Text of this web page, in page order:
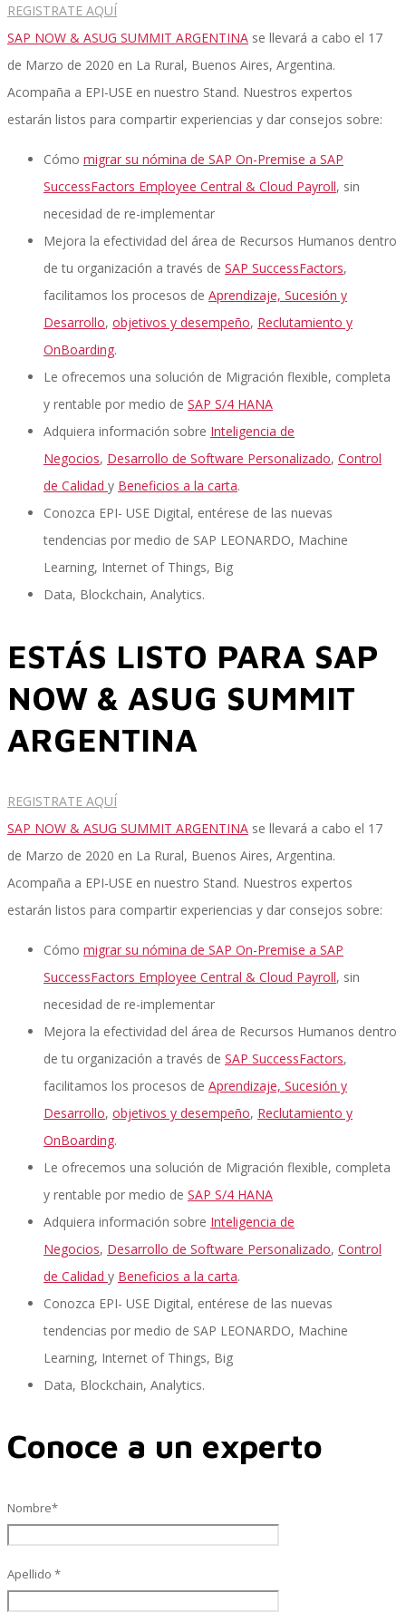
Implementación SAP SuccessFactors
SAP SuccessFactors Employee Central
Implementación Employee Central Payroll
Learning and Development
Look & Feel SAP SuccessFactors
Firma Electrónica con DocuSign
SAP SuccessFactors Training Education
Express Packages
SAP Time & Attendance by Workforce Software
SAP Time and Attendance
SAP Travel OnDemand
Cloud Conveyer
SAP Onpremise Servicios y Productos
SAP S/4 HANA Finanzas
REGISTRATE AQUÍ
SAP NOW & ASUG SUMMIT ARGENTINA se llevará a cabo el 17
de Marzo de 2020 en La Rural, Buenos Aires, Argentina.
Acompaña a EPI-USE en nuestro Stand. Nuestros expertos
estarán listos para compartir experiencias y dar consejos sobre:
Cómo migrar su nómina de SAP On-Premise a SAP
SuccessFactors Employee Central & Cloud Payroll, sin
necesidad de re-implementar
Mejora la efectividad del área de Recursos Humanos dentro
de tu organización a través de SAP SuccessFactors,
facilitamos los procesos de Aprendizaje, Sucesión y
Desarrollo, objetivos y desempeño, Reclutamiento y
OnBoarding.
Le ofrecemos una solución de Migración flexible, completa
y rentable por medio de SAP S/4 HANA
Adquiera información sobre Inteligencia de
Negocios, Desarrollo de Software Personalizado, Control
de Calidad y Beneficios a la carta.
Conozca EPI- USE Digital, entérese de las nuevas
tendencias por medio de SAP LEONARDO, Machine
Learning, Internet of Things, Big
Data, Blockchain, Analytics.
ESTÁS LISTO PARA SAP
NOW & ASUG SUMMIT
ARGENTINA
REGISTRATE AQUÍ
SAP NOW & ASUG SUMMIT ARGENTINA se llevará a cabo el 17
de Marzo de 2020 en La Rural, Buenos Aires, Argentina.
Acompaña a EPI-USE en nuestro Stand. Nuestros expertos
estarán listos para compartir experiencias y dar consejos sobre:
Cómo migrar su nómina de SAP On-Premise a SAP
SuccessFactors Employee Central & Cloud Payroll, sin
necesidad de re-implementar
Mejora la efectividad del área de Recursos Humanos dentro
de tu organización a través de SAP SuccessFactors,
facilitamos los procesos de Aprendizaje, Sucesión y
Desarrollo, objetivos y desempeño, Reclutamiento y
OnBoarding.
Le ofrecemos una solución de Migración flexible, completa
y rentable por medio de SAP S/4 HANA
Adquiera información sobre Inteligencia de
Negocios, Desarrollo de Software Personalizado, Control
de Calidad y Beneficios a la carta.
Conozca EPI- USE Digital, entérese de las nuevas
tendencias por medio de SAP LEONARDO, Machine
Learning, Internet of Things, Big
Data, Blockchain, Analytics.
Conoce a un experto
Nombre*
Apellido *